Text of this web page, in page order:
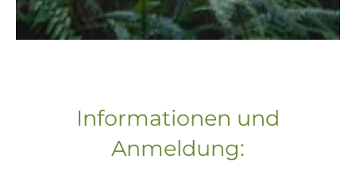
Informationen und
Anmeldung: